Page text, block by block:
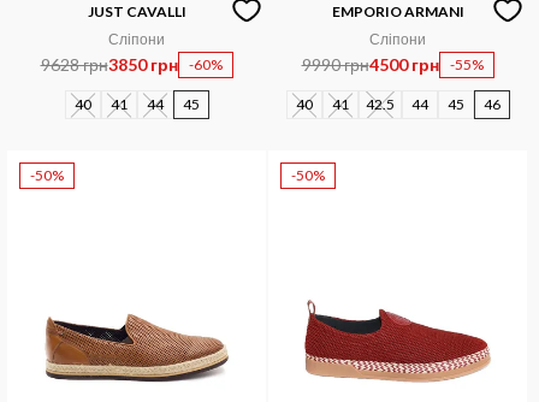
JUST CAVALLI
Сліпони
9628 грн3850 грн -60%
40 41 44 45
EMPORIO ARMANI
Сліпони
9990 грн4500 грн -55%
40 41 42.5 44 45 46
-50% -50%